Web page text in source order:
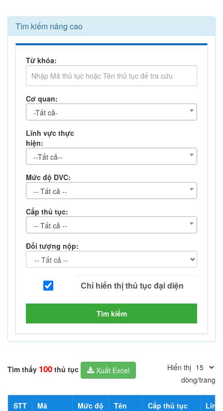
Tìm kiếm nâng cao
Từ khóa:
Cơ quan:
-Tất cả-
Lĩnh vực thực
hiện:
--Tất cả--
Mức độ DVC:
-- Tất cả --
Cấp thủ tục:
-- Tất cả --
Đối tượng nộp:
Tìm kiếm
Tìm thấy 100 thủ tục Xuất Excel
Hiển thị
dòng/trang
STT
Mã
Mức độ
Tên
Cấp thủ tục
Lĩnh